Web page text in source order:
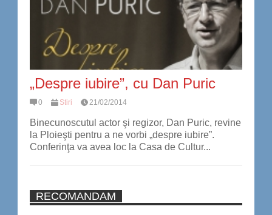
„Despre iubire”, cu Dan Puric
0 Stiri 21/02/2014
Binecunoscutul actor şi regizor, Dan Puric, revine
la Ploieşti pentru a ne vorbi „despre iubire”.
Conferinţa va avea loc la Casa de Cultur...
RECOMANDAM